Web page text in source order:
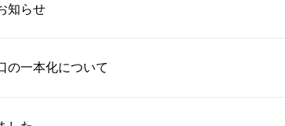
知らせ
の一本化について